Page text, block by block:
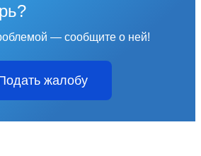
— сообщите о ней!
жалобу